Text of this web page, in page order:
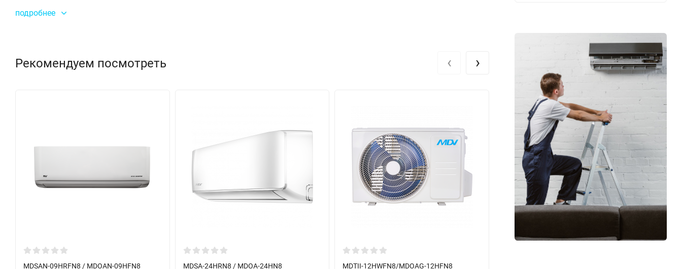
расходом воздуха внутреннего блока до 810 м³/ч, вы можете быть уверены, что система быстро и равномерно распределит охлажденный
блок, имеющий размеры 770x300x555 мм и вес 36.5 кг, также легко интегрируется в различные ландшафтные условия.
климатическое решение, которое станет незаменимым в вашем доме или офисе.
подробнее
Рекомендуем посмотреть
MDSAN-09HRFN8 / MDOAN-09HFN8 MDSA-24HRN8 / MDOA-24HN8 MDTII-12HWFN8/MDOAG-12HFN8
‹ ›